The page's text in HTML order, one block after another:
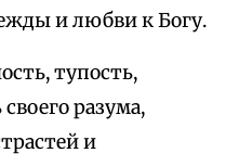
и любви к Богу.
тупость,
разума,
и